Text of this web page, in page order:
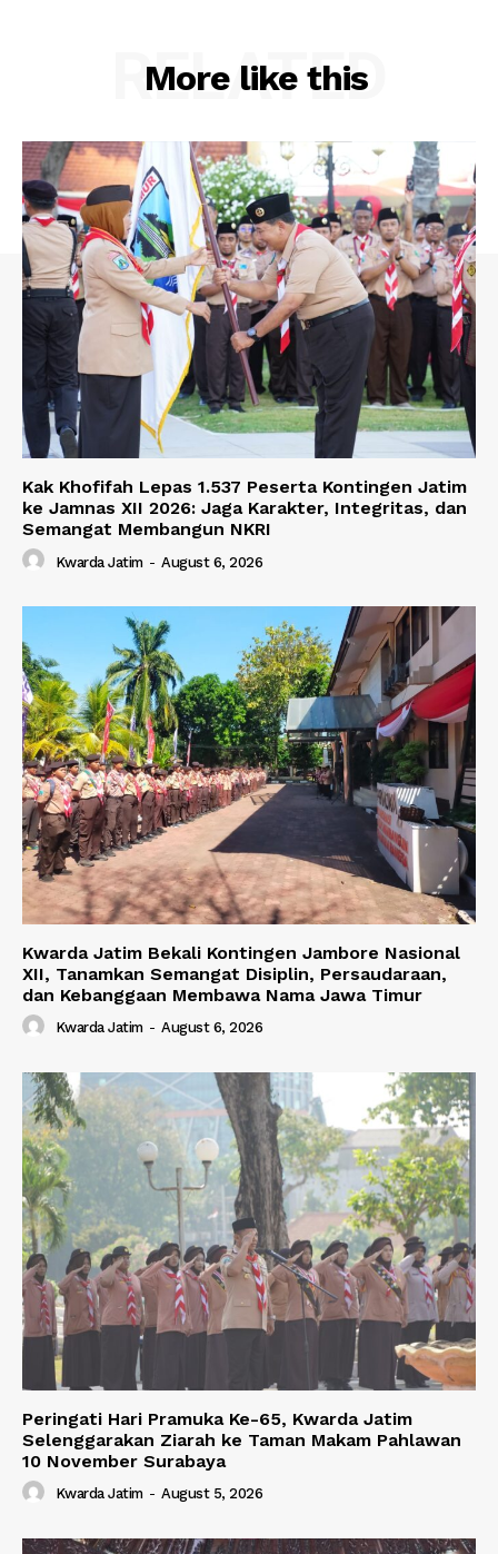
More like this
RELATED
Kak Khofifah Lepas 1.537 Peserta Kontingen Jatim
ke Jamnas XII 2026: Jaga Karakter, Integritas, dan
Semangat Membangun NKRI
Kwarda Jatim - August 6, 2026
Kwarda Jatim Bekali Kontingen Jambore Nasional
XII, Tanamkan Semangat Disiplin, Persaudaraan,
dan Kebanggaan Membawa Nama Jawa Timur
Kwarda Jatim - August 6, 2026
Peringati Hari Pramuka Ke-65, Kwarda Jatim
Selenggarakan Ziarah ke Taman Makam Pahlawan
10 November Surabaya
Kwarda Jatim - August 5, 2026